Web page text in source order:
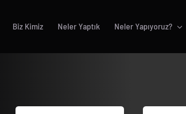
Biz Kimiz Neler Yaptık Neler Yapıyoruz?